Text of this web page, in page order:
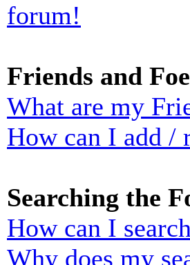
forum!
Friends and
What are my
How can I add /
Searching the
How can I
Why does my